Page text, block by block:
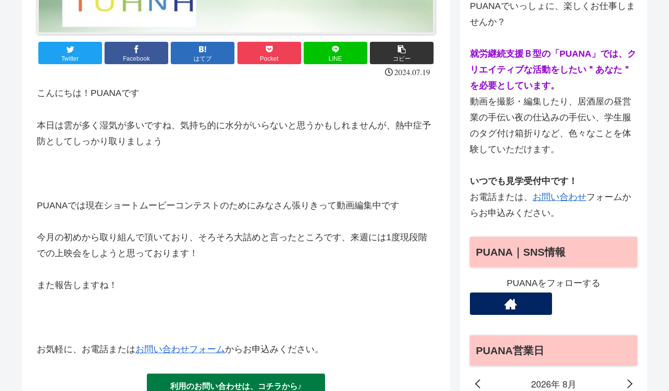
Twitter Facebook はてブ Pocket LINE コピー
2024.07.19
こんにちは！PUANAです
本日は雲が多く湿気が多いですね、気持ち的に水分がいらないと思うかもしれませんが、熱中症予
防としてしっかり取りましょう
PUANAでは現在ショートムービーコンテストのためにみなさん張りきって動画編集中です
今月の初めから取り組んで頂いており、そろそろ大詰めと言ったところです、来週には1度現段階
での上映会をしようと思っております！
また報告しますね！
お気軽に、お電話またはお問い合わせフォームからお申込みください。
利用のお問い合わせは、コチラから♪
PUANAでいっしょに、楽しくお仕事しま
せんか？
就労継続支援Ｂ型の「PUANA」では、ク
リエイティブな活動をしたい＂あなた＂
を必要としています。
動画を撮影・編集したり、居酒屋の昼営
業の手伝い夜の仕込みの手伝い、学生服
のタグ付け箱折りなど、色々なことを体
験していただけます。
いつでも見学受付中です！
お電話または、 お問い合わせフォームか
らお申込みください。
PUANA｜SNS情報
PUANAをフォローする
PUANA営業日
2026年 8月